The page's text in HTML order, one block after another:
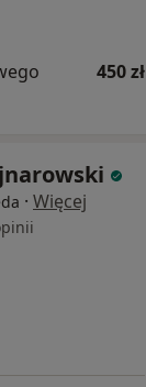
450 zł
· Więcej